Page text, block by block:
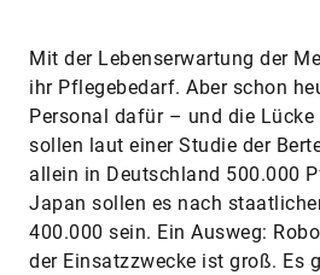
Mit der Lebenserwartung der
ihr Pflegebedarf. Aber schon
Personal dafür – und die
sollen laut einer Studie der
allein in Deutschland 500.000
Japan sollen es nach
400.000 sein. Ein Ausweg:
der Einsatzzwecke ist groß. Es